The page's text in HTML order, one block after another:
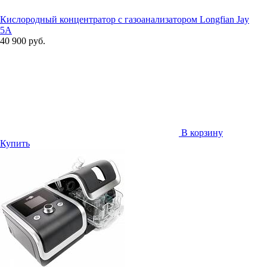
Кислородный концентратор с газоанализатором Longfian Jay
5A
40 900 руб.
В корзину
Купить